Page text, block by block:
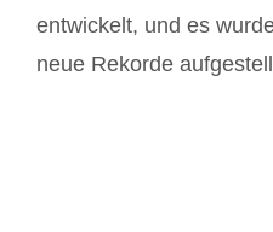
entwickelt, und es
neue Rekorde